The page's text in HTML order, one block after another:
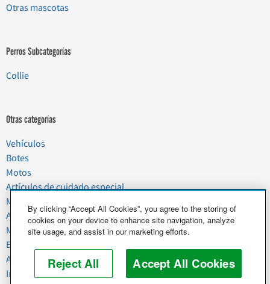
Otras mascotas
Perros Subcategorías
Collie
Otras categorías
Vehículos
Botes
Motos
Artículos de cuidado especial
Mudanzas
Artículos del hogar
Mascotas
Basura y chatarra
Alimentos y agricultura
Industria y negocios
By clicking “Accept All Cookies”, you agree to the storing of
cookies on your device to enhance site navigation, analyze
site usage, and assist in our marketing efforts.
Reject All Accept All Cookies